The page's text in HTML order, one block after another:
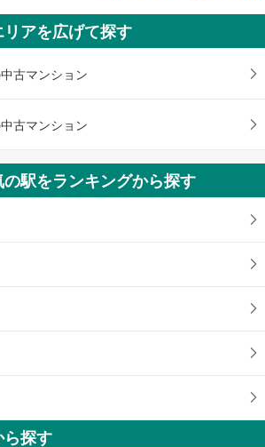
プレディア広島大手町
3,390万円～5,690万円
1LDK～3LDK
広島県広島市中区大手町五丁目13番2（地番）
アを広げて探す
古マンション
古マンション
駅をランキングから探す
探す